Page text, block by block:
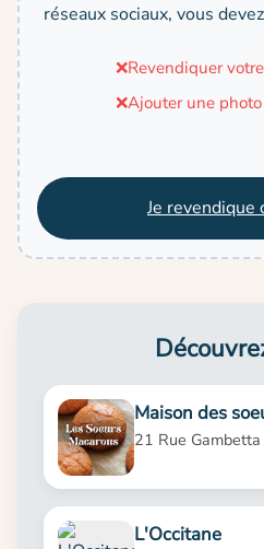
réseaux sociaux, vous
❌Revendiquer
❌Ajouter une
Je revendique
Maison des
21 Rue
L'Occitane